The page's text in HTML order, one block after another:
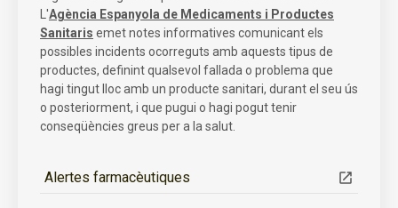
L'Agència Espanyola de Medicaments i Productes
Sanitaris emet notes informatives comunicant els
possibles incidents ocorreguts amb aquests tipus de
productes, definint qualsevol fallada o problema que
hagi tingut lloc amb un producte sanitari, durant el seu ús
o posteriorment, i que pugui o hagi pogut tenir
conseqüències greus per a la salut.
Alertes farmacèutiques